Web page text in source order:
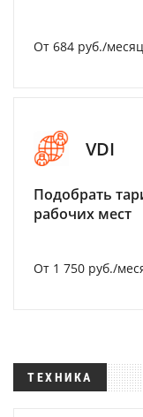
От 684 руб./месяц
VDI
Подобрать
рабочих мест
От 1 750 руб./
ТЕХНИКА